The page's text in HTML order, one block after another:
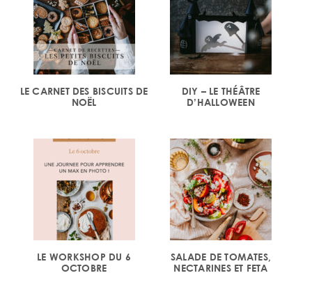
LE CARNET DES BISCUITS DE
NOËL
DIY – LE THÉÂTRE
D’HALLOWEEN
LE WORKSHOP DU 6
OCTOBRE
SALADE DE TOMATES,
NECTARINES ET FETA